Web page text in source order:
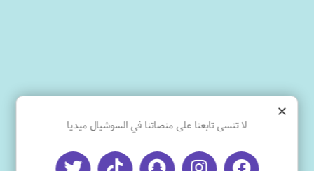
×
لا تنسى تابعنا على منصاتنا في السوشيال ميديا